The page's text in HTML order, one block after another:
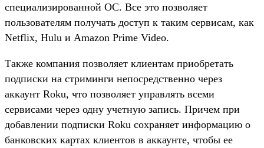
специализированной ОС. Все это позволяет
пользователям получать доступ к таким сервисам, как
Netflix, Hulu и Amazon Prime Video.
Также компания позволяет клиентам приобретать
подписки на стриминги непосредственно через
аккаунт Roku, что позволяет управлять всеми
сервисами через одну учетную запись. Причем при
добавлении подписки Roku сохраняет информацию о
банковских картах клиентов в аккаунте, чтобы ее